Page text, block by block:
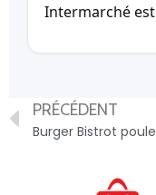
Intermarché
PRÉCÉDENT